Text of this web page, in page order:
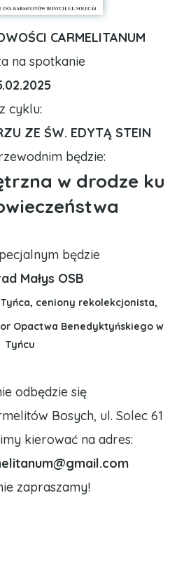
CARMELITANUM
na spotkanie
z cyklu:
ZE ŚW. EDYTĄ STEIN
będzie:
w drodze ku
będzie
Małys OSB
ceniony rekolekcjonista,
Opactwa Benedyktyńskiego w
Tyńcu
odbędzie się
Bosych, ul. Solec 61
kierować na adres:
zapraszamy!